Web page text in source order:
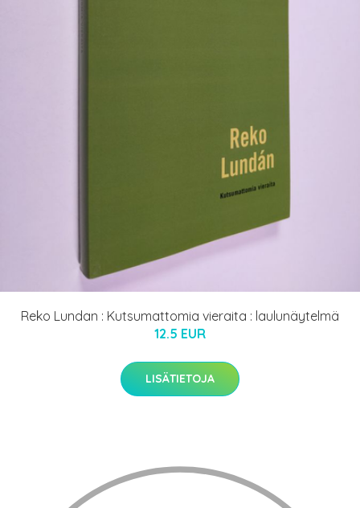
Reko Lundan : Kutsumattomia vieraita : laulunäytelmä
12.5 EUR
LISÄTIETOJA